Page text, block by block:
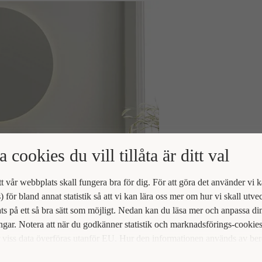
cookies du vill tillåta är ditt val
vår webbplats skall fungera bra för dig. För att göra det använder vi
för bland annat statistik så att vi kan lära oss mer om hur vi skall
på ett så bra sätt som möjligt. Nedan kan du läsa mer och anpassa
Notera att när du godkänner statistik och marknadsförings-cookies
data överföras utanför EU. Hur den informationen används av